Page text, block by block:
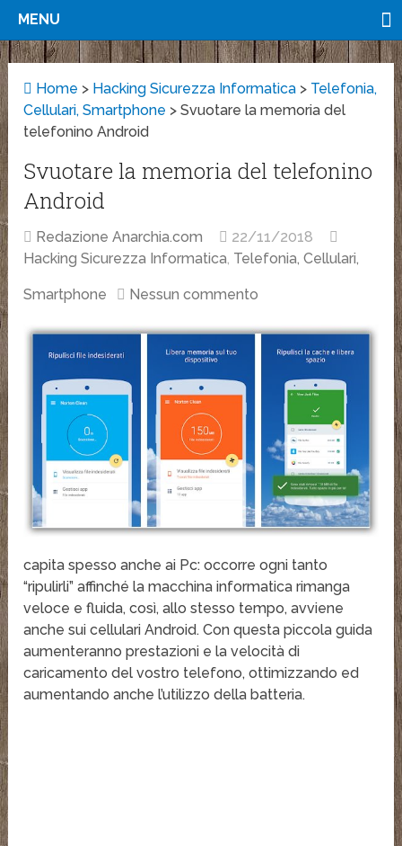
MENU
Home > Hacking Sicurezza Informatica > Telefonia,
Cellulari, Smartphone >Svuotare la memoria del
telefonino Android
Svuotare la memoria del telefonino
Android
Redazione Anarchia.com
22/11/2018
Hacking Sicurezza Informatica, Telefonia, Cellulari,
Smartphone Nessun commento
capita spesso anche ai Pc: occorre ogni tanto
“ripulirli” affinché la macchina informatica rimanga
veloce e fluida, così, allo stesso tempo, avviene
anche sui cellulari Android. Con questa piccola guida
aumenteranno prestazioni e la velocità di
caricamento del vostro telefono, ottimizzando ed
aumentando anche l’utilizzo della batteria.